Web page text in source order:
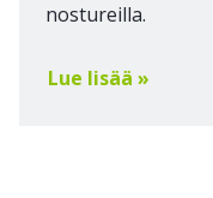
nostureilla.
Lue lisää »